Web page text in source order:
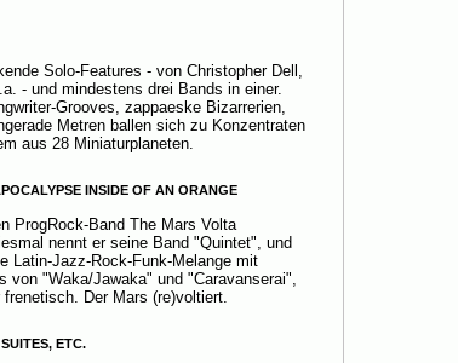
Solo-Features - von Christopher Dell,
- und mindestens drei Bands in einer.
Grooves, zappaeske Bizarrerien,
Metren ballen sich zu Konzentraten
aus 28 Miniaturplaneten.
INSIDE OF AN ORANGE
ProgRock-Band The Mars Volta
nennt er seine Band "Quintet", und
Latin-Jazz-Rock-Funk-Melange mit
"Waka/Jawaka" und "Caravanserai",
Der Mars (re)voltiert.
ETC.